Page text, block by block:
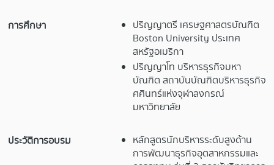
การศึกษา
ปริญญาตรี เศรษฐศาสตรบัณฑิต
Boston University ประเทศ
สหรัฐอเมริกา
ปริญญาโท บริหารธุรกิจมหา
บัณฑิต สถาบันบัณฑิตบริหารธุรกิจ
ศศินทร์แห่งจุฬาลงกรณ์
มหาวิทยาลัย
ประวัติการอบรม
หลักสูตรนักบริหารระดับสูงด้าน
การพัฒนาธุรกิจอุตสาหกรรมและ